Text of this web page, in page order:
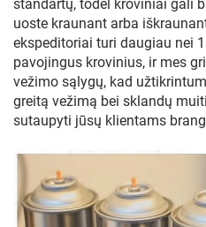
standartų, todėl kroviniai gali
uoste kraunant arba
ekspeditoriai turi daugiau nei
pavojingus krovinius, ir mes
vežimo sąlygų, kad
greitą vežimą bei sklandų
sutaupyti jūsų klientams